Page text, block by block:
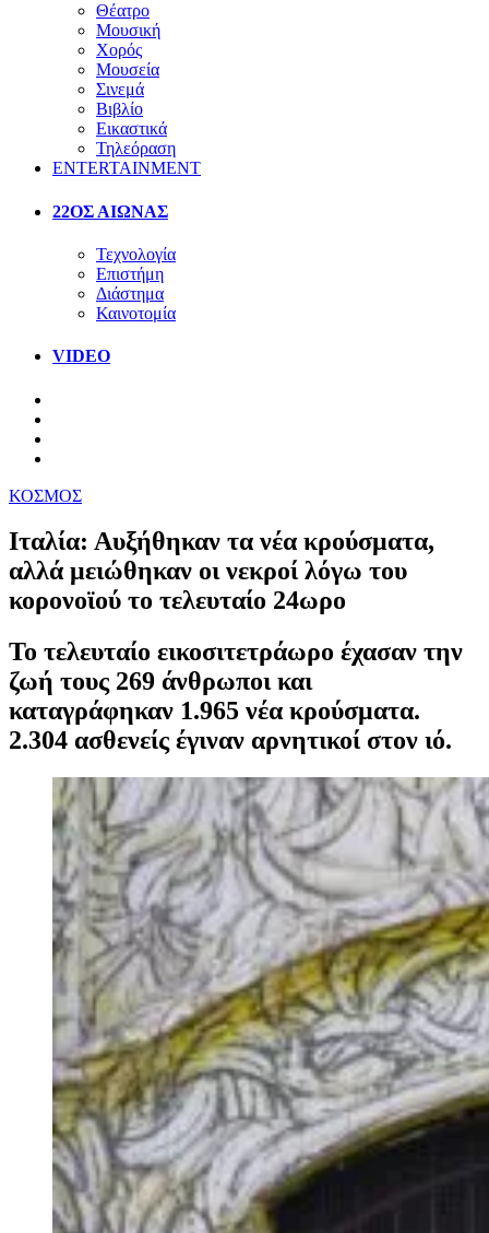
Θέατρο
Μουσική
Χορός
Μουσεία
Σινεμά
Βιβλίο
Εικαστικά
Τηλεόραση
ENTERTAINMENT
22ΟΣ ΑΙΩΝΑΣ
Τεχνολογία
Επιστήμη
Διάστημα
Καινοτομία
VIDEO
ΚΟΣΜΟΣ
Ιταλία: Αυξήθηκαν τα νέα κρούσματα,
αλλά μειώθηκαν οι νεκροί λόγω του
κορονοϊού το τελευταίο 24ωρο
Το τελευταίο εικοσιτετράωρο έχασαν την
ζωή τους 269 άνθρωποι και
καταγράφηκαν 1.965 νέα κρούσματα.
2.304 ασθενείς έγιναν αρνητικοί στον ιό.